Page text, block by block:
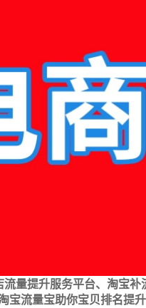
流量提升服务平台、淘宝
宝流量宝助你宝贝排名提